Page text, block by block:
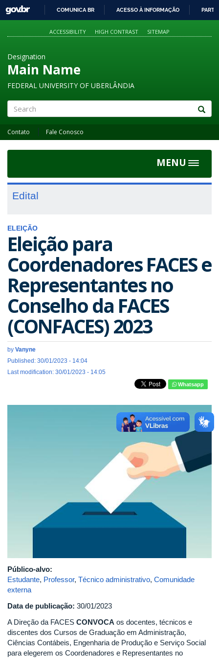
PARA
O
GOVBR
COMUNICA BR ACESSO À INFORMAÇÃO
ACCESSIBILITY HIGH CONTRAST SITEMAP
Designation
Main Name
FEDERAL UNIVERSITY OF UBERLÂNDIA
Contato Fale Conosco
MENU
Toggle
Edital
ELEIÇÃO
Eleição para
Coordenadores FACES e
Representantes no
Conselho da FACES
(CONFACES) 2023
by Vanyne
Published: 30/01/2023 - 14:04
Last modification: 30/01/2023 - 14:05
Whatsapp
1557149801307_v2_450x337.jpg
Público-alvo:
Estudante, Professor, Técnico administrativo, Comunidade
externa
Data de publicação: 30/01/2023
A Direção da FACES CONVOCA os docentes, técnicos e
discentes dos Cursos de Graduação em Administração,
Ciências Contábeis, Engenharia de Produção e Serviço Social
para elegerem os Coordenadores e Representantes no